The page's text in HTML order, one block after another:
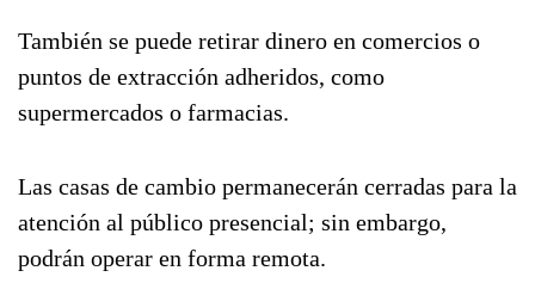
También se puede retirar dinero en comercios o
puntos de extracción adheridos, como
supermercados o farmacias.
Las casas de cambio permanecerán cerradas para la
atención al público presencial; sin embargo,
podrán operar en forma remota.